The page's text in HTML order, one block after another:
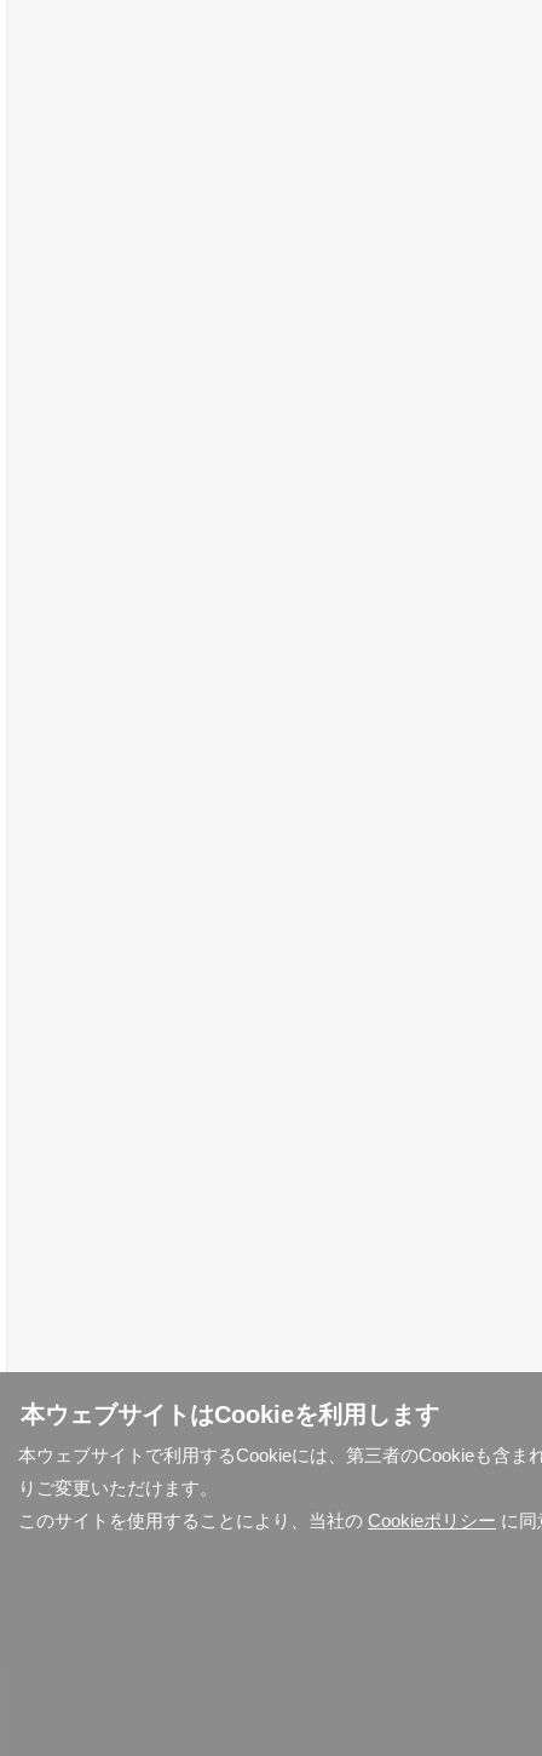
本ウェブサイトはCookieを利用します
本ウェブサイトで利用するCookieには、第三者のCookieも含
りご変更いただけます。
このサイトを使用することにより、当社の Cookieポリシー に